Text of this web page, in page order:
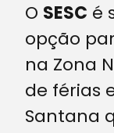
O SESC é
opção
na Zona
de férias
Santana